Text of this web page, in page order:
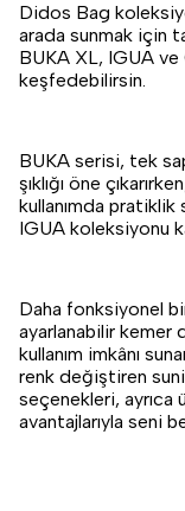
Didos Bag
arada sunmak için
BUKA XL, IGUA
keşfedebilirsin.
BUKA serisi, tek
şıklığı öne
kullanımda pratiklik
IGUA koleksiyonu
Daha fonksiyonel
ayarlanabilir kemer
kullanım imkânı
renk değiştiren
seçenekleri, ayrıca
avantajlarıyla seni